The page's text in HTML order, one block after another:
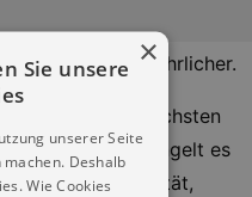
und ausführlicher.
unterschiedlichsten
mangelt es
und Objektivität,
×
Sie unsere
unserer Seite
Deshalb
Wie Cookies